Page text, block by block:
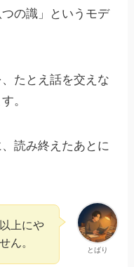
の識」というモデ
たとえ話を交えな
。
読み終えたあとに
とばり
上にや
ん。